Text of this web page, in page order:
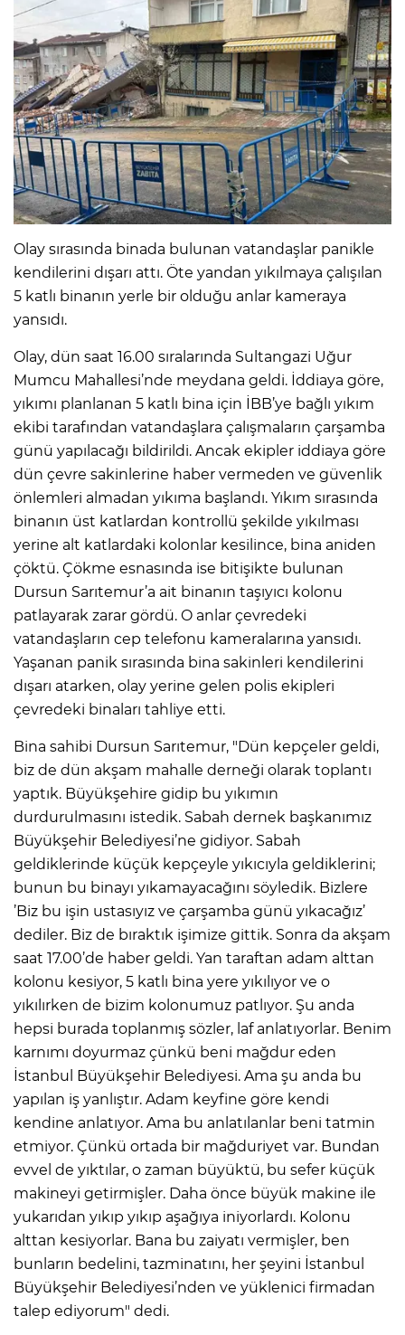
Olay sırasında binada bulunan vatandaşlar panikle
kendilerini dışarı attı. Öte yandan yıkılmaya çalışılan
5 katlı binanın yerle bir olduğu anlar kameraya
yansıdı.
Olay, dün saat 16.00 sıralarında Sultangazi Uğur
Mumcu Mahallesi’nde meydana geldi. İddiaya göre,
yıkımı planlanan 5 katlı bina için İBB’ye bağlı yıkım
ekibi tarafından vatandaşlara çalışmaların çarşamba
günü yapılacağı bildirildi. Ancak ekipler iddiaya göre
dün çevre sakinlerine haber vermeden ve güvenlik
önlemleri almadan yıkıma başlandı. Yıkım sırasında
binanın üst katlardan kontrollü şekilde yıkılması
yerine alt katlardaki kolonlar kesilince, bina aniden
çöktü. Çökme esnasında ise bitişikte bulunan
Dursun Sarıtemur’a ait binanın taşıyıcı kolonu
patlayarak zarar gördü. O anlar çevredeki
vatandaşların cep telefonu kameralarına yansıdı.
Yaşanan panik sırasında bina sakinleri kendilerini
dışarı atarken, olay yerine gelen polis ekipleri
çevredeki binaları tahliye etti.
Bina sahibi Dursun Sarıtemur, "Dün kepçeler geldi,
biz de dün akşam mahalle derneği olarak toplantı
yaptık. Büyükşehire gidip bu yıkımın
durdurulmasını istedik. Sabah dernek başkanımız
Büyükşehir Belediyesi’ne gidiyor. Sabah
geldiklerinde küçük kepçeyle yıkıcıyla geldiklerini;
bunun bu binayı yıkamayacağını söyledik. Bizlere
’Biz bu işin ustasıyız ve çarşamba günü yıkacağız’
dediler. Biz de bıraktık işimize gittik. Sonra da akşam
saat 17.00’de haber geldi. Yan taraftan adam alttan
kolonu kesiyor, 5 katlı bina yere yıkılıyor ve o
yıkılırken de bizim kolonumuz patlıyor. Şu anda
hepsi burada toplanmış sözler, laf anlatıyorlar. Benim
karnımı doyurmaz çünkü beni mağdur eden
İstanbul Büyükşehir Belediyesi. Ama şu anda bu
yapılan iş yanlıştır. Adam keyfine göre kendi
kendine anlatıyor. Ama bu anlatılanlar beni tatmin
etmiyor. Çünkü ortada bir mağduriyet var. Bundan
evvel de yıktılar, o zaman büyüktü, bu sefer küçük
makineyi getirmişler. Daha önce büyük makine ile
yukarıdan yıkıp yıkıp aşağıya iniyorlardı. Kolonu
alttan kesiyorlar. Bana bu zaiyatı vermişler, ben
bunların bedelini, tazminatını, her şeyini İstanbul
Büyükşehir Belediyesi’nden ve yüklenici firmadan
talep ediyorum" dedi.